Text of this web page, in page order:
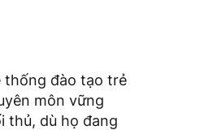
thống đào tạo trẻ
môn vững
thủ, dù họ đang